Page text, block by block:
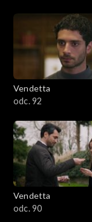
Vendetta
odc. 92
Vendetta
odc. 90